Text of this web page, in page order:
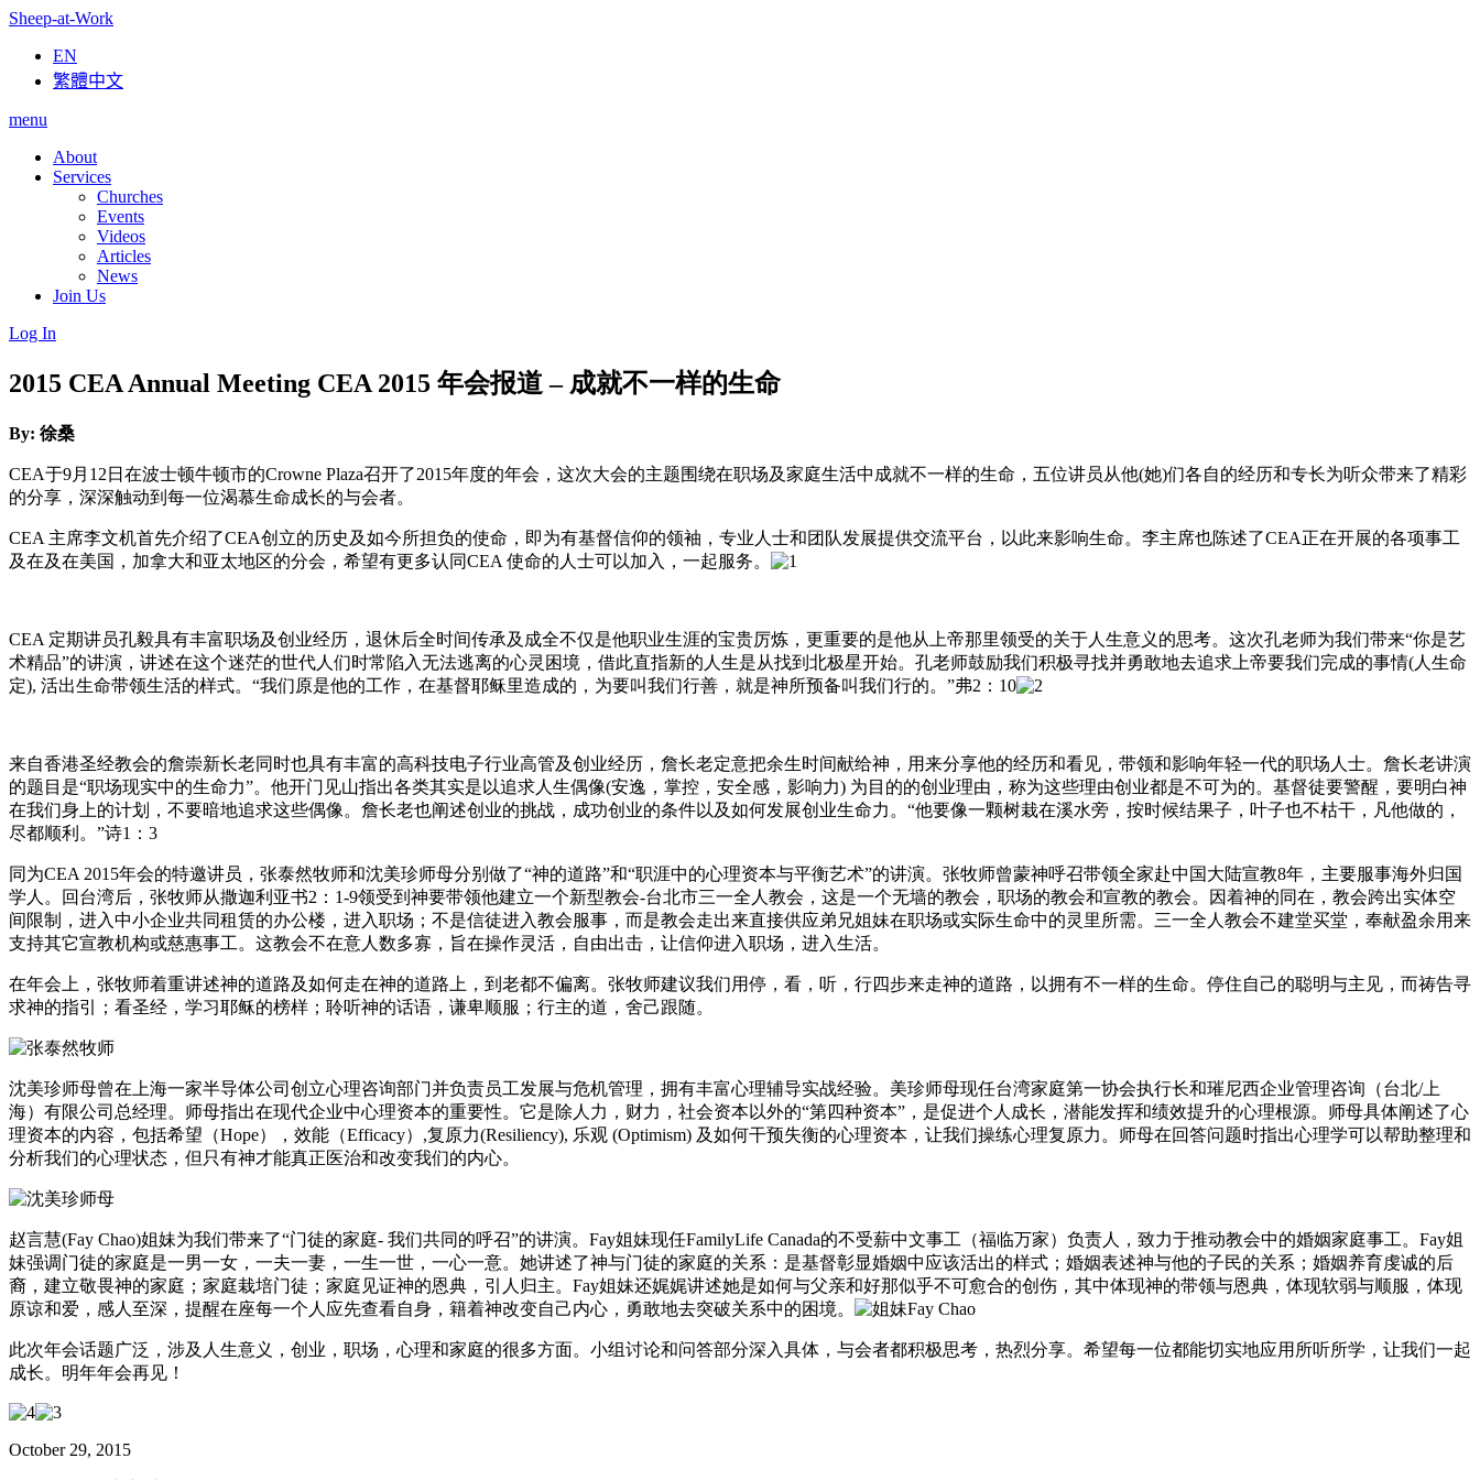
Sheep-at-Work
EN
繁體中文
menu
About
Services
Churches
Events
Videos
Articles
News
Join Us
Log In
2015 CEA Annual Meeting CEA 2015 年会报道 – 成就不一样的生命
By: 徐桑
CEA于9月12日在波士顿牛顿市的Crowne Plaza召开了2015年度的年会，这次大会的主题围绕在职场及家庭生活中成就不一样的生命，五位讲员从他(她)们各自的经历和专长为听众带来了精彩
的分享，深深触动到每一位渴慕生命成长的与会者。
CEA 主席李文机首先介绍了CEA创立的历史及如今所担负的使命，即为有基督信仰的领袖，专业人士和团队发展提供交流平台，以此来影响生命。李主席也陈述了CEA正在开展的各项事工
及在及在美国，加拿大和亚太地区的分会，希望有更多认同CEA 使命的人士可以加入，一起服务。
CEA 定期讲员孔毅具有丰富职场及创业经历，退休后全时间传承及成全不仅是他职业生涯的宝贵厉炼，更重要的是他从上帝那里领受的关于人生意义的思考。这次孔老师为我们带来“你是艺
术精品”的讲演，讲述在这个迷茫的世代人们时常陷入无法逃离的心灵困境，借此直指新的人生是从找到北极星开始。孔老师鼓励我们积极寻找并勇敢地去追求上帝要我们完成的事情(人生命
定), 活出生命带领生活的样式。“我们原是他的工作，在基督耶稣里造成的，为要叫我们行善，就是神所预备叫我们行的。”弗2：10
来自香港圣经教会的詹崇新长老同时也具有丰富的高科技电子行业高管及创业经历，詹长老定意把余生时间献给神，用来分享他的经历和看见，带领和影响年轻一代的职场人士。詹长老讲演
的题目是“职场现实中的生命力”。他开门见山指出各类其实是以追求人生偶像(安逸，掌控，安全感，影响力) 为目的的创业理由，称为这些理由创业都是不可为的。基督徒要警醒，要明白神
在我们身上的计划，不要暗地追求这些偶像。詹长老也阐述创业的挑战，成功创业的条件以及如何发展创业生命力。“他要像一颗树栽在溪水旁，按时候结果子，叶子也不枯干，凡他做的，
尽都顺利。”诗1：3
同为CEA 2015年会的特邀讲员，张泰然牧师和沈美珍师母分别做了“神的道路”和“职涯中的心理资本与平衡艺术”的讲演。张牧师曾蒙神呼召带领全家赴中国大陆宣教8年，主要服事海外归国
学人。回台湾后，张牧师从撒迦利亚书2：1-9领受到神要带领他建立一个新型教会-台北市三一全人教会，这是一个无墙的教会，职场的教会和宣教的教会。因着神的同在，教会跨出实体空
间限制，进入中小企业共同租赁的办公楼，进入职场；不是信徒进入教会服事，而是教会走出来直接供应弟兄姐妹在职场或实际生命中的灵里所需。三一全人教会不建堂买堂，奉献盈余用来
支持其它宣教机构或慈惠事工。这教会不在意人数多寡，旨在操作灵活，自由出击，让信仰进入职场，进入生活。
在年会上，张牧师着重讲述神的道路及如何走在神的道路上，到老都不偏离。张牧师建议我们用停，看，听，行四步来走神的道路，以拥有不一样的生命。停住自己的聪明与主见，而祷告寻
求神的指引；看圣经，学习耶稣的榜样；聆听神的话语，谦卑顺服；行主的道，舍己跟随。
沈美珍师母曾在上海一家半导体公司创立心理咨询部门并负责员工发展与危机管理，拥有丰富心理辅导实战经验。美珍师母现任台湾家庭第一协会执行长和璀尼西企业管理咨询（台北/上
海）有限公司总经理。师母指出在现代企业中心理资本的重要性。它是除人力，财力，社会资本以外的“第四种资本”，是促进个人成长，潜能发挥和绩效提升的心理根源。师母具体阐述了心
理资本的内容，包括希望（Hope），效能（Efficacy）,复原力(Resiliency), 乐观 (Optimism) 及如何干预失衡的心理资本，让我们操练心理复原力。师母在回答问题时指出心理学可以帮助整理和
分析我们的心理状态，但只有神才能真正医治和改变我们的内心。
赵言慧(Fay Chao)姐妹为我们带来了“门徒的家庭- 我们共同的呼召”的讲演。Fay姐妹现任FamilyLife Canada的不受薪中文事工（福临万家）负责人，致力于推动教会中的婚姻家庭事工。Fay姐
妹强调门徒的家庭是一男一女，一夫一妻，一生一世，一心一意。她讲述了神与门徒的家庭的关系：是基督彰显婚姻中应该活出的样式；婚姻表述神与他的子民的关系；婚姻养育虔诚的后
裔，建立敬畏神的家庭；家庭栽培门徒；家庭见证神的恩典，引人归主。Fay姐妹还娓娓讲述她是如何与父亲和好那似乎不可愈合的创伤，其中体现神的带领与恩典，体现软弱与顺服，体现
原谅和爱，感人至深，提醒在座每一个人应先查看自身，籍着神改变自己内心，勇敢地去突破关系中的困境。
此次年会话题广泛，涉及人生意义，创业，职场，心理和家庭的很多方面。小组讨论和问答部分深入具体，与会者都积极思考，热烈分享。希望每一位都能切实地应用所听所学，让我们一起
成长。明年年会再见！
October 29, 2015